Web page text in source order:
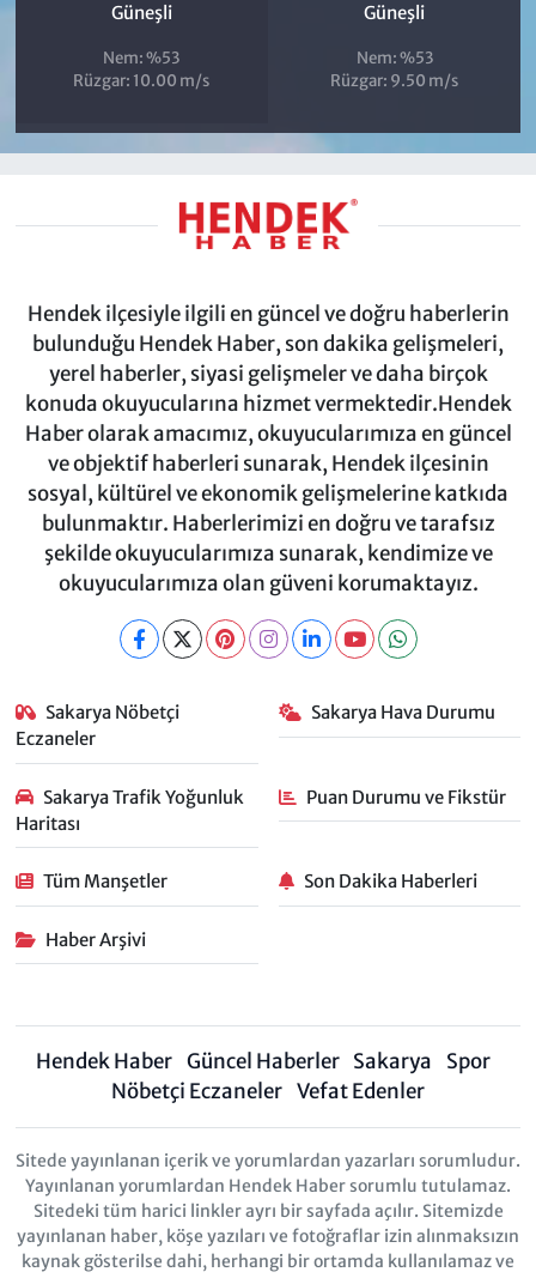
Güneşli
Nem: %53
Rüzgar: 10.00 m/s
Güneşli
Nem: %53
Rüzgar: 9.50 m/s
Hendek ilçesiyle ilgili en güncel ve doğru haberlerin
bulunduğu Hendek Haber, son dakika gelişmeleri,
yerel haberler, siyasi gelişmeler ve daha birçok
konuda okuyucularına hizmet vermektedir.Hendek
Haber olarak amacımız, okuyucularımıza en güncel
ve objektif haberleri sunarak, Hendek ilçesinin
sosyal, kültürel ve ekonomik gelişmelerine katkıda
bulunmaktır. Haberlerimizi en doğru ve tarafsız
şekilde okuyucularımıza sunarak, kendimize ve
okuyucularımıza olan güveni korumaktayız.
Sakarya Nöbetçi
Eczaneler
Sakarya Hava Durumu
Sakarya Trafik Yoğunluk
Haritası
Puan Durumu ve Fikstür
Tüm Manşetler Son Dakika Haberleri
Haber Arşivi
Hendek Haber Güncel Haberler Sakarya
Spor
Nöbetçi Eczaneler Vefat Edenler
Sitede yayınlanan içerik ve yorumlardan yazarları sorumludur.
Yayınlanan yorumlardan Hendek Haber sorumlu tutulamaz.
Sitedeki tüm harici linkler ayrı bir sayfada açılır. Sitemizde
yayınlanan haber, köşe yazıları ve fotoğraflar izin alınmaksızın
kaynak gösterilse dahi, herhangi bir ortamda kullanılamaz ve